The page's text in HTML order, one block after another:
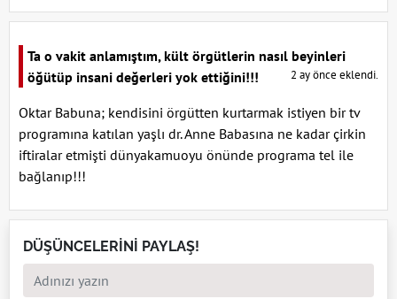
Ta o vakit anlamıştım, kült örgütlerin nasıl beyinleri
öğütüp insani değerleri yok ettiğini!!!
2 ay önce eklendi.
Oktar Babuna; kendisini örgütten kurtarmak istiyen bir tv
programına katılan yaşlı dr. Anne Babasına ne kadar çirkin
iftiralar etmişti dünyakamuoyu önünde programa tel ile
bağlanıp!!!
DÜŞÜNCELERİNİ PAYLAŞ!